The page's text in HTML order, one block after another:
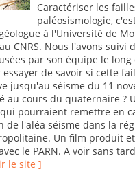
Caractériser les
paléosismologie,
à l'Université de
CNRS. Nous l'avons suivi
par son équipe le
de savoir si cette
jusqu'au séisme du 11
au cours du quaternaire ?
pourraient remettre en
de l'aléa séisme dans la
Un film produit
le PARN. A voir sans
le site ]